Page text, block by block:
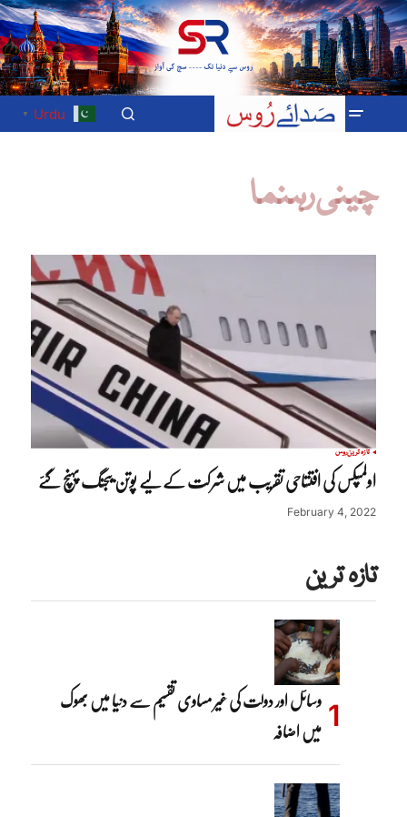
Urdu
▼
چینی رہنما
تازہ ترینروس
اولمپکس کی افتتاحی تقریب میں شرکت کے لیے پوتن بیجنگ پہنچ گئے
February 4, 2022
تازہ ترین
وسائل اور دولت کی غیر مساوی تقسیم سے دنیا میں بھوک
میں اضافہ